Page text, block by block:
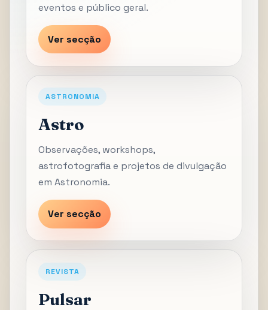
eventos e público geral.
Ver secção
ASTRONOMIA
Astro
Observações, workshops,
astrofotografia e projetos de divulgação
em Astronomia.
Ver secção
REVISTA
Pulsar